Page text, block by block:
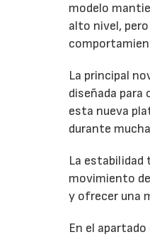
modelo
alto nivel,
La principal
diseñada
esta nueva
durante
La estabilidad
movimiento
y ofrecer una
En el